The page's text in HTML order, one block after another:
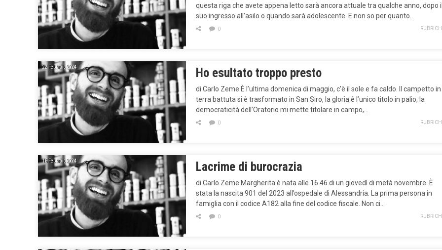
questa riga che avete appena letto sarà ancora attuale tra qualche anno, dopo
suo ingresso all’asilo o quando sarà adolescente. E non so per quanto…
0
22 Febbraio 2024 Ho esultato troppo presto
di Carlo Zeme È l’ultima domenica di maggio, c’è il sole e fa caldo. Il campetto in
terra battuta si è trasformato in San Siro, la gloria è l’unico titolo in palio, la
democraticità dell’Oratorio mi mette titolare in campo,…
0
16 Febbraio 2024 Lacrime di burocrazia
di Carlo Zeme Margherita è nata alle 16.46 di un giovedì di metà novembre. È
stata la nascita 901 del 2023 all’ospedale di Alessandria. La prima persona in
famiglia con il codice A182 alla fine del codice fiscale. Non ci…
0